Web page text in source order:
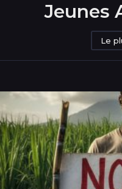
Jeunes
Le